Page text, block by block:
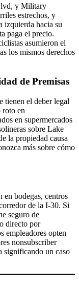
y Military
estrechos, y
izquierda hacia su
paga el precio.
asumieron el
los mismos derechos
de Premisas
tienen el deber legal
roto en
en supermercados
sobre Lake
la propiedad causa
más sobre cómo
en bodegas, centros
de la I-30. Si
seguro de
directo por
empleadores opten
nonsubscriber
significando un caso